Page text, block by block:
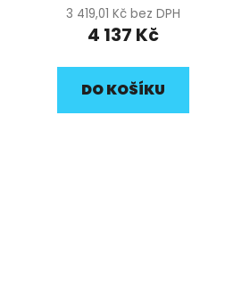
3 419,01 Kč bez DPH
4 137 Kč
DO KOŠÍKU